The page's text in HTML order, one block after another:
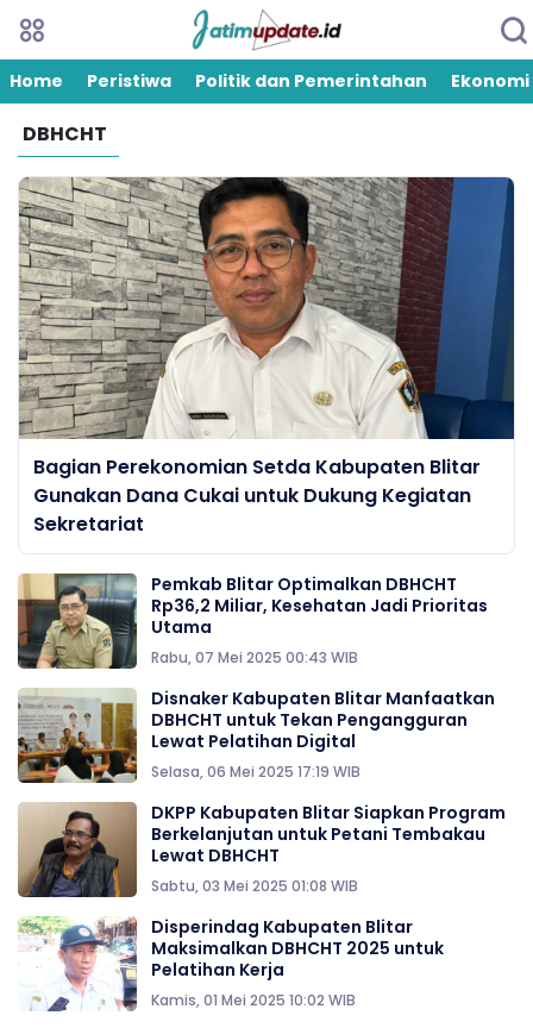
Home Peristiwa Politik dan Pemerintahan Ekonomi
DBHCHT
Bagian Perekonomian Setda Kabupaten Blitar
Gunakan Dana Cukai untuk Dukung Kegiatan
Sekretariat
Pemkab Blitar Optimalkan DBHCHT
Rp36,2 Miliar, Kesehatan Jadi Prioritas
Utama
Rabu, 07 Mei 2025 00:43 WIB
Disnaker Kabupaten Blitar Manfaatkan
DBHCHT untuk Tekan Pengangguran
Lewat Pelatihan Digital
Selasa, 06 Mei 2025 17:19 WIB
DKPP Kabupaten Blitar Siapkan Program
Berkelanjutan untuk Petani Tembakau
Lewat DBHCHT
Sabtu, 03 Mei 2025 01:08 WIB
Disperindag Kabupaten Blitar
Maksimalkan DBHCHT 2025 untuk
Pelatihan Kerja
Kamis, 01 Mei 2025 10:02 WIB